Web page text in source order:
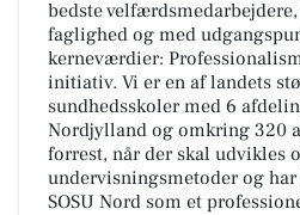
bedste
faglighed og med
kerneværdier:
initiativ. Vi er en af landets
sundhedsskoler med 6
Nordjylland og omkring 320
forrest, når der skal udvikles
undervisningsmetoder og
SOSU Nord som et